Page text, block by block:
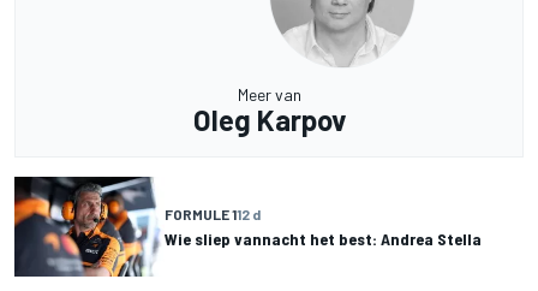
Meer van
Oleg Karpov
FORMULE 112 d
Wie sliep vannacht het best: Andrea Stella